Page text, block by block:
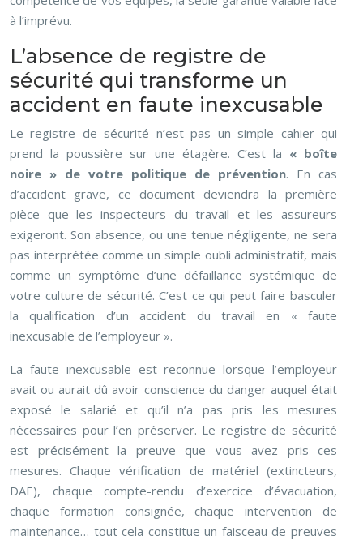
à l’imprévu.
L’absence de registre de
sécurité qui transforme un
accident en faute inexcusable
Le registre de sécurité n’est pas un simple cahier qui
prend la poussière sur une étagère. C’est la « boîte
noire » de votre politique de prévention. En cas
d’accident grave, ce document deviendra la première
pièce que les inspecteurs du travail et les assureurs
exigeront. Son absence, ou une tenue négligente, ne sera
pas interprétée comme un simple oubli administratif, mais
comme un symptôme d’une défaillance systémique de
votre culture de sécurité. C’est ce qui peut faire basculer
la qualification d’un accident du travail en « faute
inexcusable de l’employeur ».
La faute inexcusable est reconnue lorsque l’employeur
avait ou aurait dû avoir conscience du danger auquel était
exposé le salarié et qu’il n’a pas pris les mesures
nécessaires pour l’en préserver. Le registre de sécurité
est précisément la preuve que vous avez pris ces
mesures. Chaque vérification de matériel (extincteurs,
DAE), chaque compte-rendu d’exercice d’évacuation,
chaque formation consignée, chaque intervention de
maintenance… tout cela constitue un faisceau de preuves